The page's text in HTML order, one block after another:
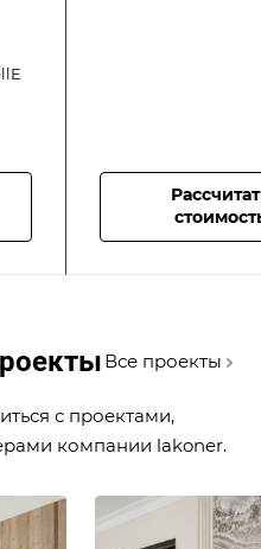
Все проекты
с проектами,
компании lakoner.